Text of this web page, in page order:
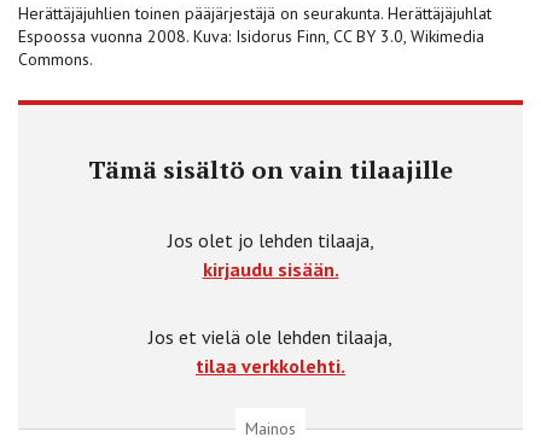
Herättäjäjuhlien toinen pääjärjestäjä on seurakunta. Herättäjäjuhlat
Espoossa vuonna 2008. Kuva: Isidorus Finn, CC BY 3.0, Wikimedia
Commons.
Tämä sisältö on vain tilaajille
Jos olet jo lehden tilaaja,
kirjaudu sisään.
Jos et vielä ole lehden tilaaja,
tilaa verkkolehti.
Mainos